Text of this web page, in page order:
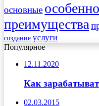
основные
преимущества
создание услуги
Популярное
12.11.2020
Как
02.03.2015